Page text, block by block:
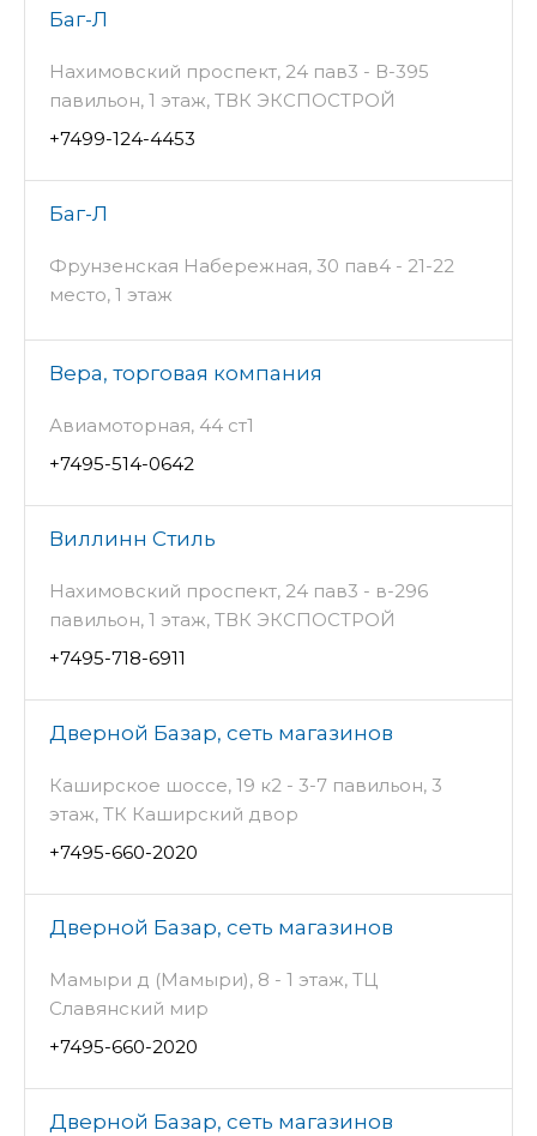
Баг-Л
Нахимовский проспект, 24 пав3 - В-395
павильон, 1 этаж, ТВК ЭКСПОСТРОЙ
+7499-124-4453
Баг-Л
Фрунзенская Набережная, 30 пав4 - 21-22
место, 1 этаж
Вера, торговая компания
Авиамоторная, 44 ст1
+7495-514-0642
Виллинн Стиль
Нахимовский проспект, 24 пав3 - в-296
павильон, 1 этаж, ТВК ЭКСПОСТРОЙ
+7495-718-6911
Дверной Базар, сеть магазинов
Каширское шоссе, 19 к2 - 3-7 павильон, 3
этаж, ТК Каширский двор
+7495-660-2020
Дверной Базар, сеть магазинов
Мамыри д (Мамыри), 8 - 1 этаж, ТЦ
Славянский мир
+7495-660-2020
Дверной Базар, сеть магазинов